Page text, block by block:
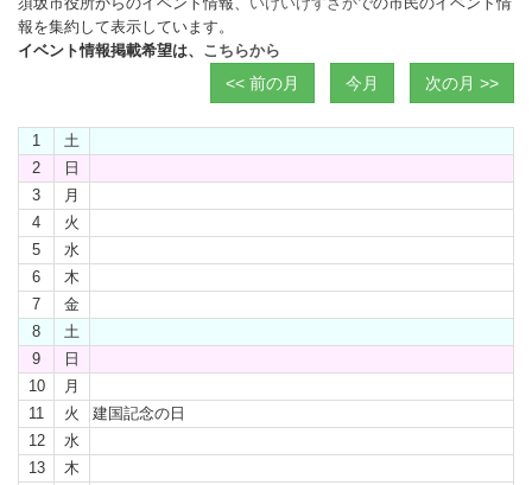
報を集約して表示しています。
イベント情報掲載希望は、 こちらから
<< 前の月 今月 次の月 >>
1
土
2
日
3
月
4
火
5
水
6
木
7
金
8
土
9
日
10
月
11
火
建国記念の日
12
水
13
木